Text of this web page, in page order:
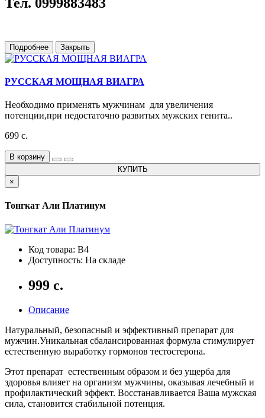
Подробнее Закрыть
РУССКАЯ МОЩНАЯ ВИАГРА
Необходимо применять мужчинам для увеличения
потенции,при недостаточно развитых мужских генита..
699 с.
В корзину
КУПИТЬ
×
Тонгкат Али Платинум
Код товара: B4
Доступность: На складе
999 с.
Описание
Натуральный, безопасный и эффективный препарат для
мужчин.Уникальная сбалансированная формула стимулирует
естественную выработку гормонов тестостерона.
Этот препарат естественным образом и без ущерба для
здоровья влияет на организм мужчины, оказывая лечебный и
профилактический эффект. Восстанавливается Ваша мужская
сила, становится стабильной потенция.